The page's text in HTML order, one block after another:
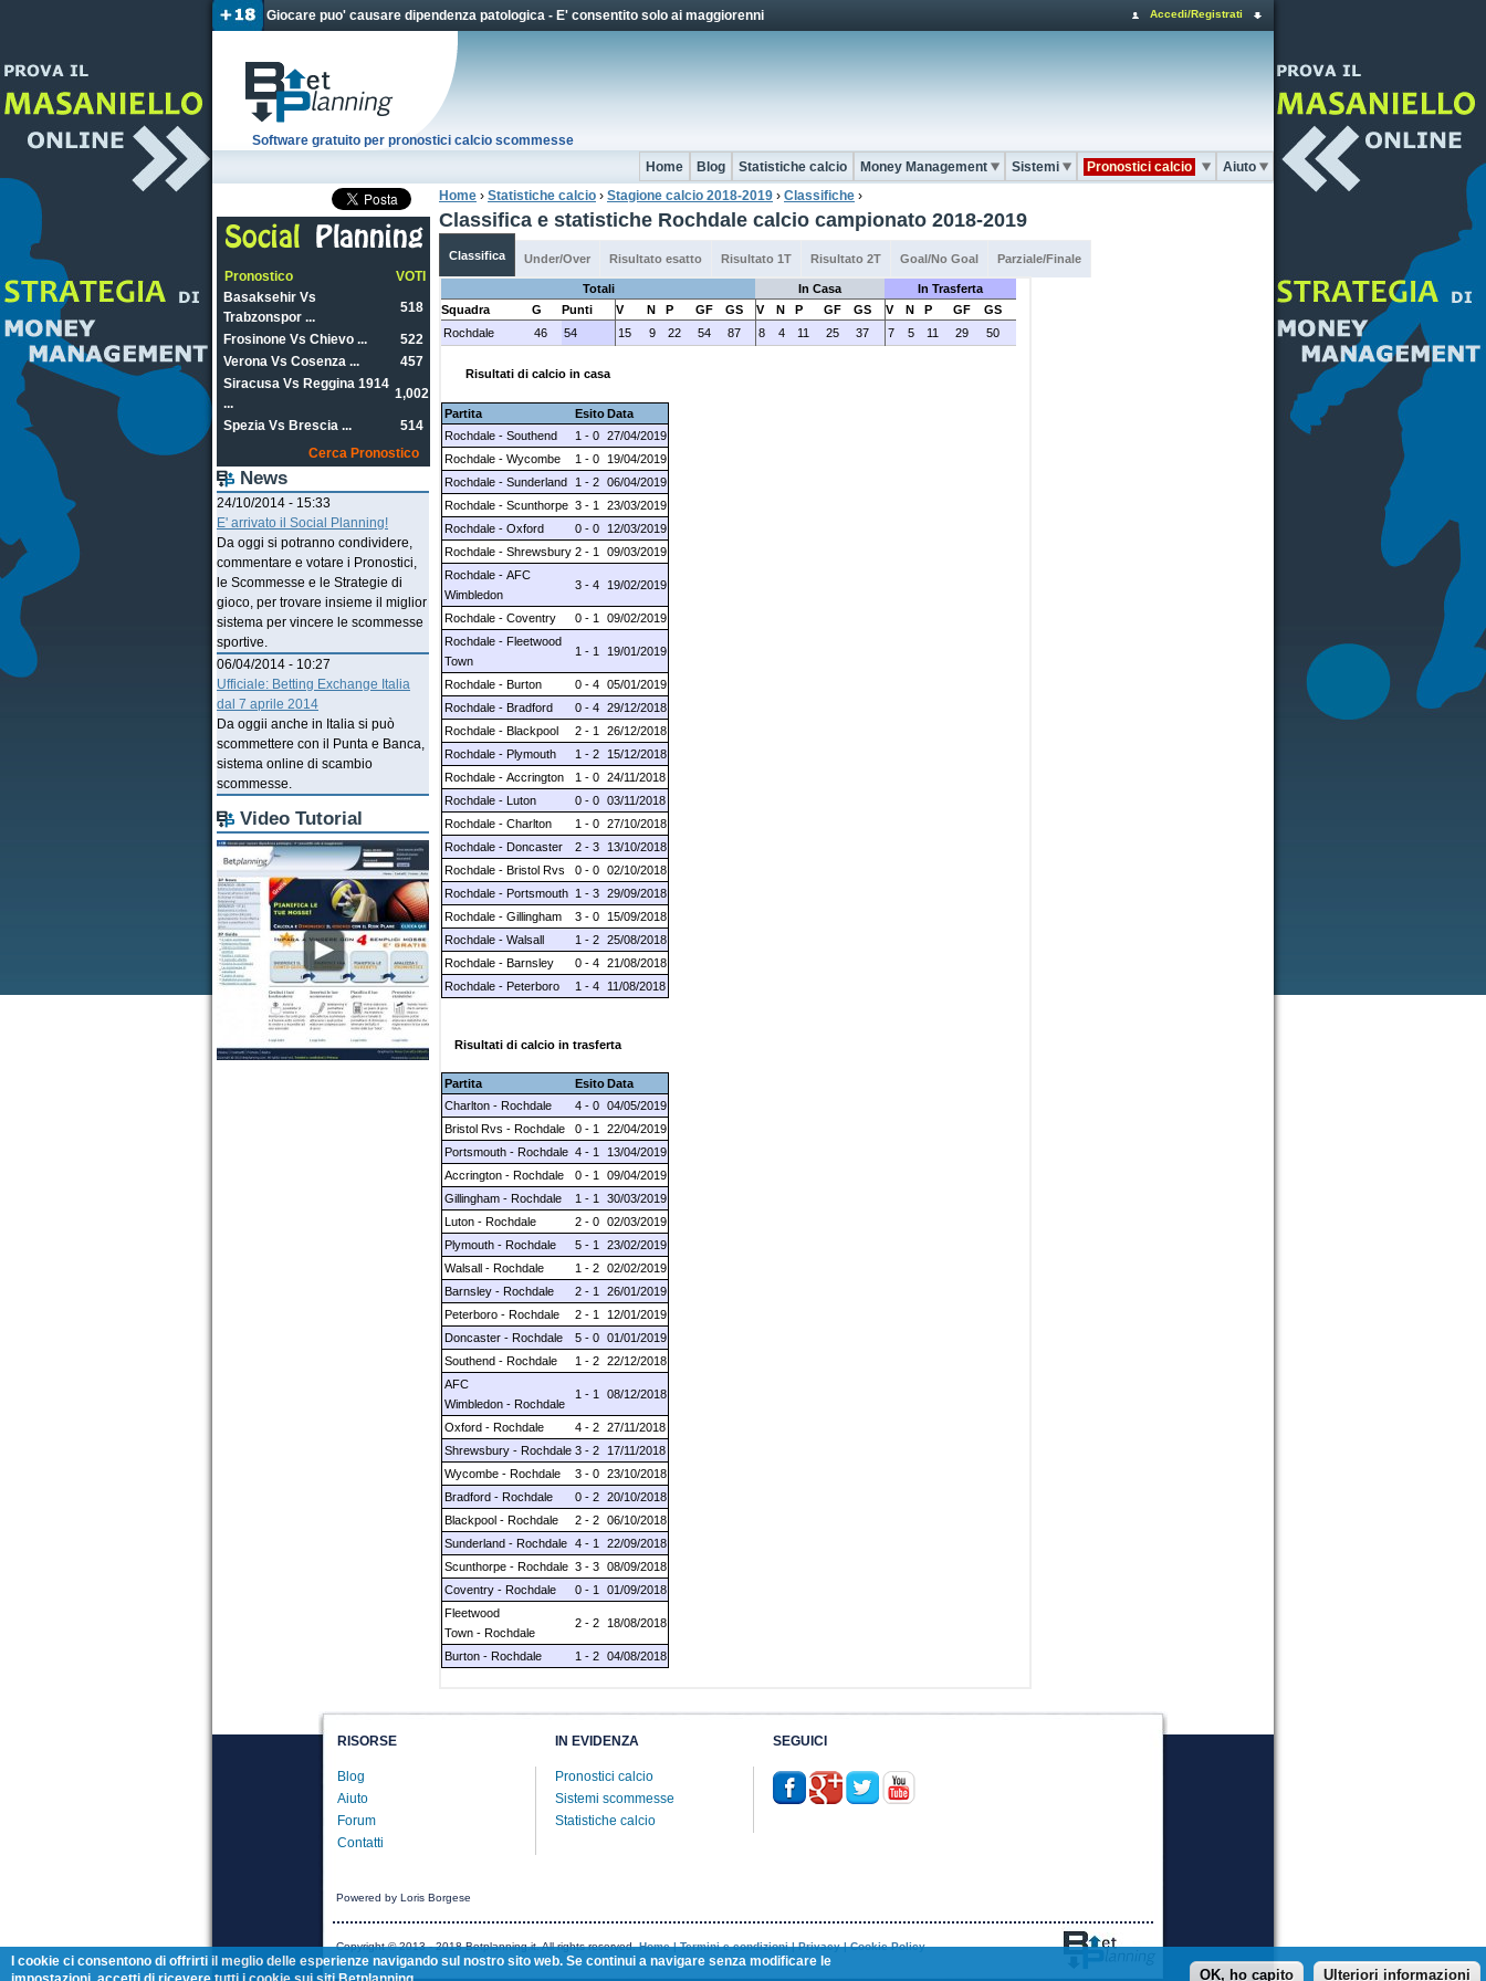
Jump to Navigation
Giocare puo' causare dipendenza patologica - E' consentito solo ai maggiorenni
Software gratuito per pronostici calcio scommesse
Accedi/Registrati
Home Blog Statistiche calcio Money Management Sistemi Pronostici calcio Aiuto
Tu sei qui
Home › Statistiche calcio › Stagione calcio 2018-2019 › Classifiche ›
Classifica e statistiche Rochdale calcio campionato 2018-2019
Classifica Under/Over Risultato esatto Risultato 1T Risultato 2T Goal/No Goal Parziale/Finale
Totali In Casa
In Trasferta
Squadra
G Punti V N P GF GS V N P GF GS V N P GF
GS
Rochdale
46 54 15 9 22 54 87 8 4 11 25 37 7 5 11 29 50
Risultati di calcio in casa
Partita EsitoData
Rochdale - Southend
1 - 0 27/04/2019
Rochdale - Wycombe
1 - 0
19/04/2019
Rochdale - Sunderland
1 - 2 06/04/2019
Rochdale - Scunthorpe 3 - 1
23/03/2019
Rochdale - Oxford
0 - 0
12/03/2019
Rochdale - Shrewsbury 2 - 1
09/03/2019
Rochdale - AFC
Wimbledon
3 - 4 19/02/2019
Rochdale - Coventry 0 - 1
09/02/2019
Rochdale - Fleetwood
Town
1 - 1 19/01/2019
Rochdale - Burton 0 - 4 05/01/2019
Rochdale - Bradford
0 - 4 29/12/2018
Rochdale - Blackpool
2 - 1
26/12/2018
Rochdale - Plymouth
1 - 2
15/12/2018
Rochdale - Accrington
1 - 0 24/11/2018
Rochdale - Luton
0 - 0 03/11/2018
Rochdale - Charlton
1 - 0 27/10/2018
Rochdale - Doncaster
2 - 3
13/10/2018
Rochdale - Bristol Rvs
0 - 0 02/10/2018
Rochdale - Portsmouth 1 - 3 29/09/2018
Rochdale - Gillingham
3 - 0
15/09/2018
Rochdale - Walsall
1 - 2 25/08/2018
Rochdale - Barnsley
0 - 4 21/08/2018
Rochdale - Peterboro
1 - 4 11/08/2018
Risultati di calcio in trasferta
Partita EsitoData
Charlton - Rochdale
4 - 0 04/05/2019
Bristol Rvs - Rochdale
0 - 1
22/04/2019
Portsmouth - Rochdale 4 - 1
13/04/2019
Accrington - Rochdale
0 - 1
09/04/2019
Gillingham - Rochdale
1 - 1
30/03/2019
Luton - Rochdale
2 - 0 02/03/2019
Plymouth - Rochdale
5 - 1
23/02/2019
Walsall - Rochdale
1 - 2 02/02/2019
Barnsley - Rochdale
2 - 1
26/01/2019
Peterboro - Rochdale
2 - 1
12/01/2019
Doncaster - Rochdale
5 - 0 01/01/2019
Southend - Rochdale
1 - 2 22/12/2018
AFC
Wimbledon - Rochdale
1 - 1 08/12/2018
Oxford - Rochdale 4 - 2 27/11/2018
Shrewsbury - Rochdale 3 - 2
17/11/2018
Wycombe - Rochdale
3 - 0 23/10/2018
Bradford - Rochdale
0 - 2 20/10/2018
Blackpool - Rochdale
2 - 2 06/10/2018
Sunderland - Rochdale 4 - 1
22/09/2018
Scunthorpe - Rochdale 3 - 3 08/09/2018
Coventry - Rochdale
0 - 1
01/09/2018
Fleetwood
Town - Rochdale
2 - 2 18/08/2018
Burton - Rochdale 1 - 2 04/08/2018
Pronostico
VOTI
Basaksehir Vs
Trabzonspor ...
518
Frosinone Vs Chievo ...
522
Verona Vs Cosenza ...
457
Siracusa Vs Reggina 1914
...
1,002
Spezia Vs Brescia ...
514
Cerca Pronostico
News
24/10/2014 - 15:33
E' arrivato il Social Planning!
Da oggi si potranno condividere,
commentare e votare i Pronostici,
le Scommesse e le Strategie di
gioco, per trovare insieme il miglior
sistema per vincere le scommesse
sportive.
06/04/2014 - 10:27
Ufficiale: Betting Exchange Italia
dal 7 aprile 2014
Da oggii anche in Italia si può
scommettere con il Punta e Banca,
sistema online di scambio
scommesse.
Video Tutorial
RISORSE
Blog
Aiuto
Forum
Contatti
IN EVIDENZA
Pronostici calcio
Sistemi scommesse
Statistiche calcio
SEGUICI
Powered by Loris Borgese
Copyright © 2013 - 2018 Betplanning.it. All rights reserved.Home | Termini e condizioni | Privacy | Cookie Policy
I cookie ci consentono di offrirti il meglio delle esperienze navigando sul nostro sito web. Se continui a navigare senza modificare le
OK, ho capito Ulteriori informazioni